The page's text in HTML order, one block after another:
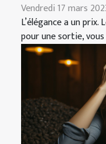
Vendredi 17 mars
L’élégance a un
pour une sortie, vous